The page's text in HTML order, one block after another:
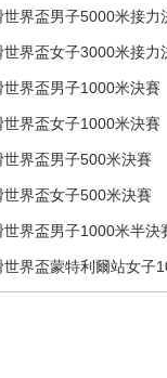
界盃男子5000米接力
界盃女子3000米接力
界盃男子1000米決賽
界盃女子1000米決賽
界盃男子500米決賽
界盃女子500米決賽
界盃男子1000米半決
界盃蒙特利爾站女子